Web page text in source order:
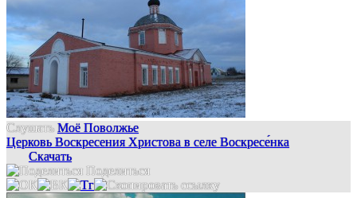
Слушать Моё Поволжье
Церковь Воскресения Христова в селе Воскресе́нка
Скачать
Поделиться